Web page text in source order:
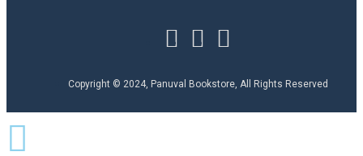
Copyright © 2024, Panuval Bookstore, All Rights Reserved